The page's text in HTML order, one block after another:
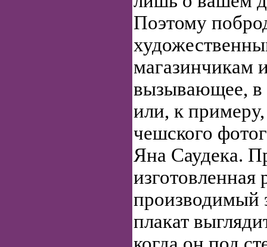
Поэтому
магазинчикам
вызывающее, в
или, к
чешского
Яна Саудека.
изготовленная
производимый
плакат